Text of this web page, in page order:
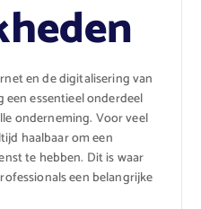
en de digitalisering van
essentieel onderdeel
onderneming. Voor veel
haalbaar om een
te hebben. Dit is waar
een belangrijke